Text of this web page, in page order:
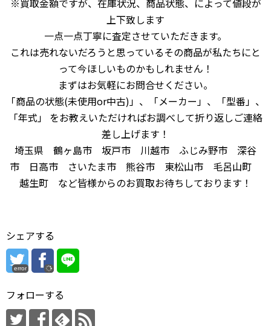
※買取金額ですが、在庫状況、商品状態、によって値段が
上下致します
一点一点丁寧に査定させていただきます。
これは売れないだろうと思っているその商品が私たちにと
って今ほしいものかもしれません！
まずはお気軽にお問合せください。
「商品の状態(未使用or中古)」、「メーカー」、「型番」、
「年式」 をお教えいただければお調べして折り返しご連絡
差し上げます！
埼玉県 鶴ヶ島市 坂戸市 川越市 ふじみ野市 深谷
市 日高市 さいたま市 熊谷市 東松山市 毛呂山町
越生町 など皆様からのお買取お待ちしております！
シェアする
error
フォローする